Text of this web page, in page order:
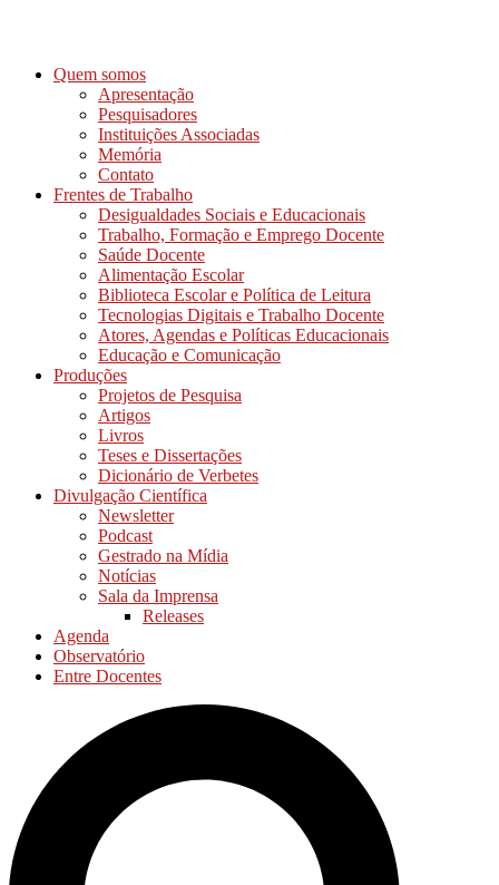
Quem somos
Apresentação
Pesquisadores
Instituições Associadas
Memória
Contato
Frentes de Trabalho
Desigualdades Sociais e Educacionais
Trabalho, Formação e Emprego Docente
Saúde Docente
Alimentação Escolar
Biblioteca Escolar e Política de Leitura
Tecnologias Digitais e Trabalho Docente
Atores, Agendas e Políticas Educacionais
Educação e Comunicação
Produções
Projetos de Pesquisa
Artigos
Livros
Teses e Dissertações
Dicionário de Verbetes
Divulgação Científica
Newsletter
Podcast
Gestrado na Mídia
Notícias
Sala da Imprensa
Releases
Agenda
Observatório
Entre Docentes